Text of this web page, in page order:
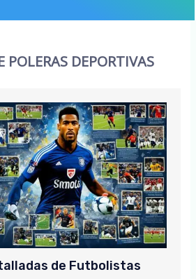
POLERAS DEPORTIVAS
de Futbolistas